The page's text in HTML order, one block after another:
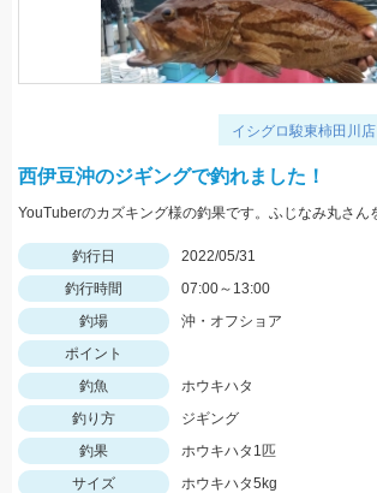
イシグロ駿東柿田川店
西伊豆沖のジギングで釣れました！
釣行日
2022/05/31
釣行時間
07:00～13:00
釣場
沖・オフショア
ポイント
釣魚
ホウキハタ
釣り方
ジギング
釣果
ホウキハタ1匹
サイズ
ホウキハタ5kg